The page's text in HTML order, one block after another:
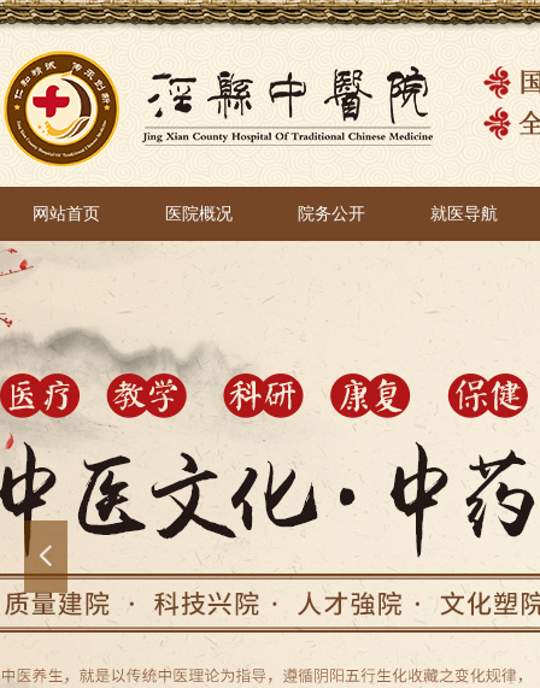
넳
网站首页
网站首页
医院概况 院务公开 就医导航